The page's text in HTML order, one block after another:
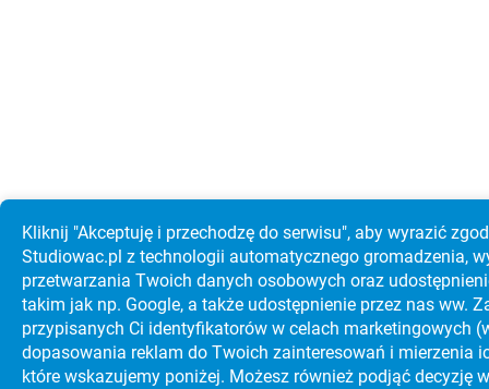
Kliknij "Akceptuję i przechodzę do serwisu", aby wyrazić
Studiowac.pl z technologii automatycznego gromadzenia,
przetwarzania Twoich danych osobowych oraz
takim jak np. Google, a także udostępnienie przez nas ww.
przypisanych Ci identyfikatorów w celach marketingowych
dopasowania reklam do Twoich zainteresowań i mierzenia
które wskazujemy poniżej. Możesz również podjąć decyzję